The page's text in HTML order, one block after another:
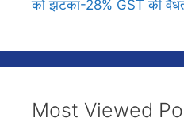
को झटका-28% GST की
Most Viewed